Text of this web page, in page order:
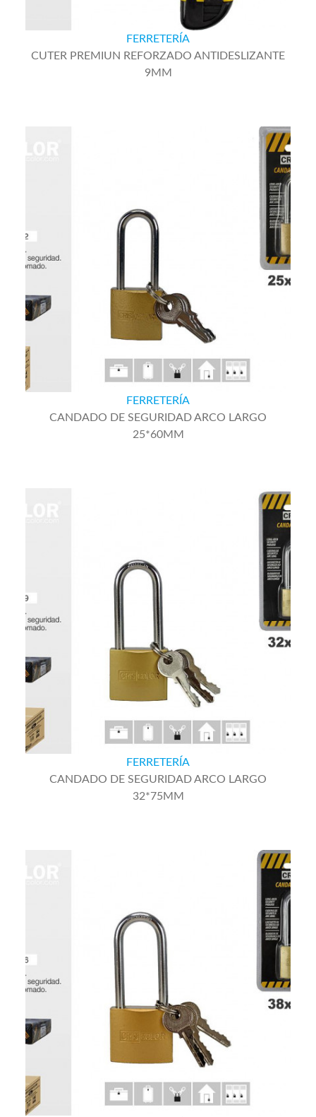
FERRETERÍA
CUTER PREMIUN REFORZADO ANTIDESLIZANTE
9MM
FERRETERÍA
CANDADO DE SEGURIDAD ARCO LARGO
25*60MM
FERRETERÍA
CANDADO DE SEGURIDAD ARCO LARGO
32*75MM